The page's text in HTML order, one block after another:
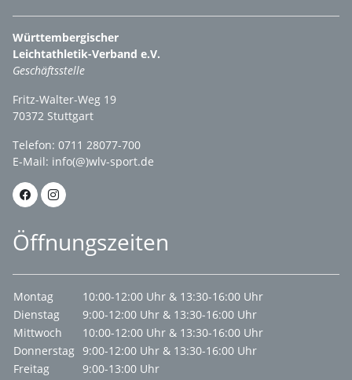
Württembergischer
Leichtathletik-Verband e.V.
Geschäftsstelle
Fritz-Walter-Weg 19
70372 Stuttgart
Telefon: 0711 28077-700
E-Mail: info(@)wlv-sport.de
Öffnungszeiten
Montag
10:00-12:00 Uhr & 13:30-16:00 Uhr
Dienstag
9:00-12:00 Uhr & 13:30-16:00 Uhr
Mittwoch
10:00-12:00 Uhr & 13:30-16:00 Uhr
Donnerstag 9:00-12:00 Uhr & 13:30-16:00 Uhr
Freitag
9:00-13:00 Uhr